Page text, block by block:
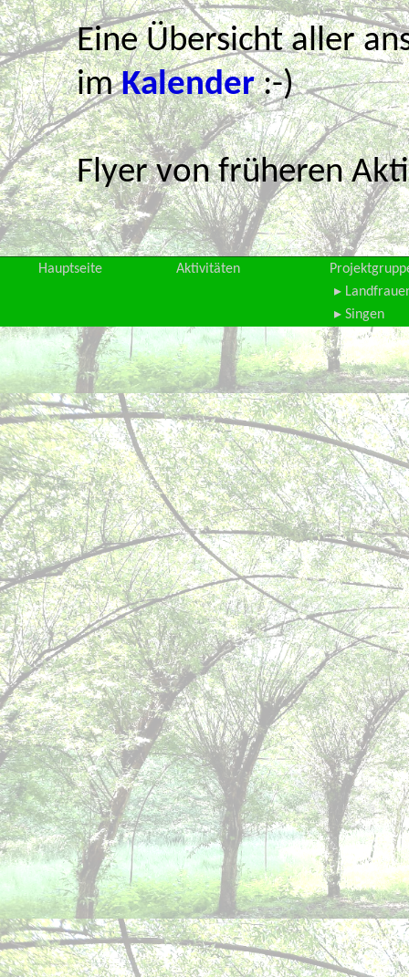
Eine Übersicht aller
imKalender:-)
Flyer von früheren
Hauptseite Aktivitäten
▸
▸ Singen